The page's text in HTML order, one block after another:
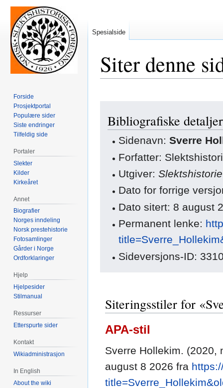
Siter denne
navigering
søkBibliografiske
Sidenavn:Sverre
Forfatter:
Utgiver:
Dato for forrige
Dato sitert: 8 august
Permanent lenke:
Sideversjons-ID:
Siteringsstiler for
APA-stil
Sverre Hollekim. (2020,
august 8 2026 fra
Spesialside
Forside
Prosjektportal
Populære sider
Siste endringer
Tilfeldig side
Portaler
Slekter
Kilder
Kirkeåret
Annet
Biografier
Norges inndeling
Norsk prestehistorie
Fotosamlinger
Gårder i Norge
Ordforklaringer
Hjelp
Hjelpesider
Stilmanual
Ressurser
Etterspurte sider
Kontakt
Wikiadministrasjon
In English
About the wiki